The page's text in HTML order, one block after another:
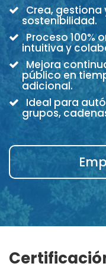
Crea,
sostenibilidad.
Proceso 100%
intuitiva y
Mejora
público en
adicional.
Ideal para
grupos,